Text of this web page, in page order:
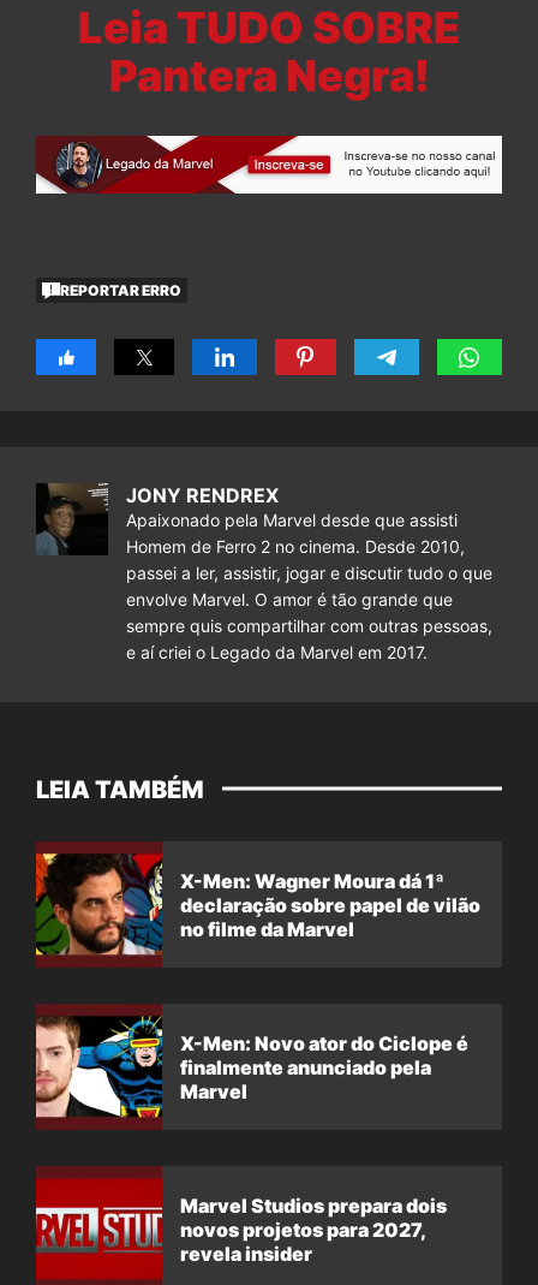
Leia TUDO SOBRE
Pantera Negra!
REPORTAR ERRO
JONY RENDREX
Apaixonado pela Marvel desde que assisti
Homem de Ferro 2 no cinema. Desde 2010,
passei a ler, assistir, jogar e discutir tudo o que
envolve Marvel. O amor é tão grande que
sempre quis compartilhar com outras pessoas,
e aí criei o Legado da Marvel em 2017.
LEIA TAMBÉM
X-Men: Wagner Moura dá 1ª
declaração sobre papel de vilão
no filme da Marvel
X-Men: Novo ator do Ciclope é
finalmente anunciado pela
Marvel
Marvel Studios prepara dois
novos projetos para 2027,
revela insider